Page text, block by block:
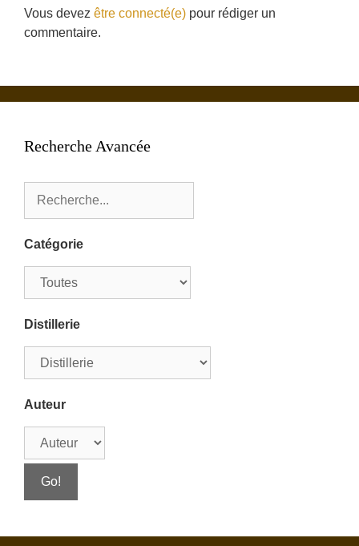
Vous devez être connecté(e) pour rédiger un
commentaire.
Recherche Avancée
Catégorie
Distillerie
Auteur